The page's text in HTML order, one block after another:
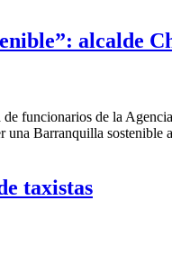
alcalde
funcionarios de la
Barranquilla sostenible
taxistas